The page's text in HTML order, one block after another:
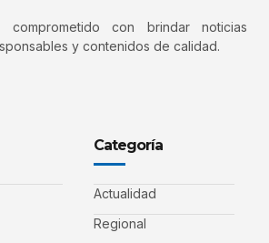
comprometido con brindar noticias
y contenidos de calidad.
Categoría
Actualidad
Regional